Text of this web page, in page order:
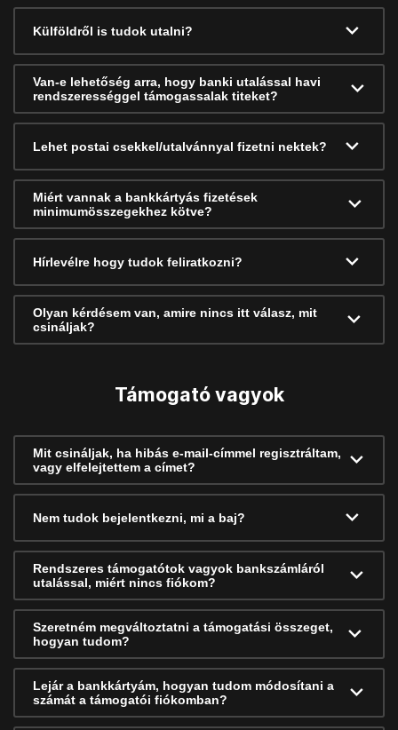
Külföldről is tudok utalni?
Van-e lehetőség arra, hogy banki utalással havi
rendszerességgel támogassalak titeket?
Lehet postai csekkel/utalvánnyal fizetni nektek?
Miért vannak a bankkártyás fizetések
minimumösszegekhez kötve?
Hírlevélre hogy tudok feliratkozni?
Olyan kérdésem van, amire nincs itt válasz, mit
csináljak?
Támogató vagyok
Mit csináljak, ha hibás e-mail-címmel regisztráltam,
vagy elfelejtettem a címet?
Nem tudok bejelentkezni, mi a baj?
Rendszeres támogatótok vagyok bankszámláról
utalással, miért nincs fiókom?
Szeretném megváltoztatni a támogatási összeget,
hogyan tudom?
Lejár a bankkártyám, hogyan tudom módosítani a
számát a támogatói fiókomban?